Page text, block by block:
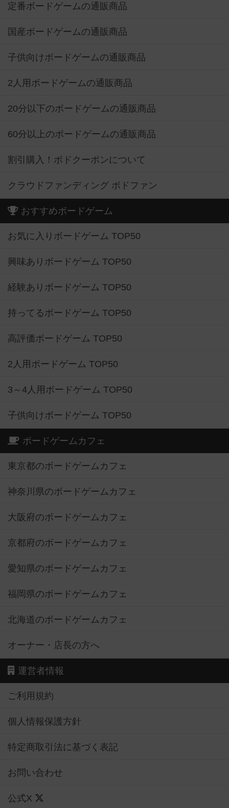
定番ボードゲームの通販商品
国産ボードゲームの通販商品
子供向けボードゲームの通販商品
2人用ボードゲームの通販商品
20分以下のボードゲームの通販商品
60分以上のボードゲームの通販商品
割引購入！ボドクーポンについて
クラウドファンディング ボドファン
おすすめボードゲーム
お気に入りボードゲーム TOP50
興味ありボードゲーム TOP50
経験ありボードゲーム TOP50
持ってるボードゲーム TOP50
高評価ボードゲーム TOP50
2人用ボードゲーム TOP50
3～4人用ボードゲーム TOP50
子供向けボードゲーム TOP50
ボードゲームカフェ
東京都のボードゲームカフェ
神奈川県のボードゲームカフェ
大阪府のボードゲームカフェ
京都府のボードゲームカフェ
愛知県のボードゲームカフェ
福岡県のボードゲームカフェ
北海道のボードゲームカフェ
オーナー・店長の方へ
運営者情報
ご利用規約
個人情報保護方針
特定商取引法に基づく表記
お問い合わせ
公式X